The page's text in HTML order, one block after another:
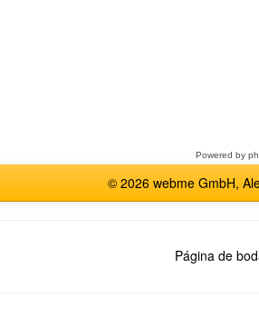
Powered by
© 2026 webme GmbH,
Página de